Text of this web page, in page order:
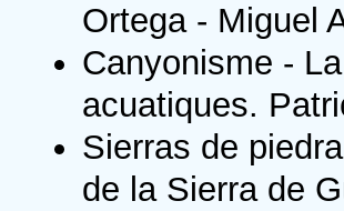
Ortega - Miguel
Canyonisme -
acuatiques.
Sierras de
de la Sierra de